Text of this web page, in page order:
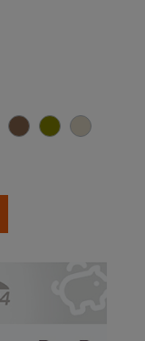
brązowyoliwkowybeżowy